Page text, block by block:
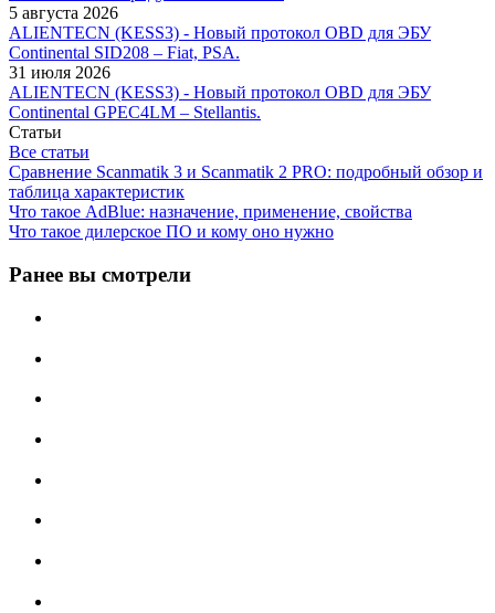
5 августа 2026
ALIENTECN (KESS3) - Новый протокол OBD для ЭБУ
Continental SID208 – Fiat, PSA.
31 июля 2026
ALIENTECN (KESS3) - Новый протокол OBD для ЭБУ
Continental GPEC4LM – Stellantis.
Статьи
Все статьи
Сравнение Scanmatik 3 и Scanmatik 2 PRO: подробный обзор и
таблица характеристик
Что такое AdBlue: назначение, применение, свойства
Что такое дилерское ПО и кому оно нужно
Ранее вы смотрели